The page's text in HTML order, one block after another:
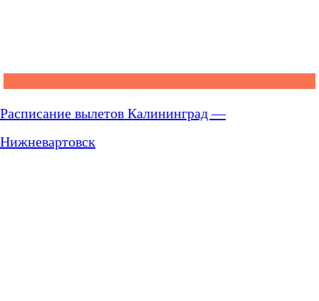
Расписание вылетов Калининград —
Нижневартовск